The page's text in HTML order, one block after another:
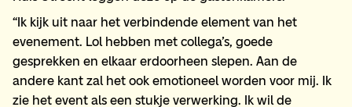
“Ik kijk uit naar het verbindende element van het
evenement. Lol hebben met collega’s, goede
gesprekken en elkaar erdoorheen slepen. Aan de
andere kant zal het ook emotioneel worden voor mij. Ik
zie het event als een stukje verwerking. Ik wil de